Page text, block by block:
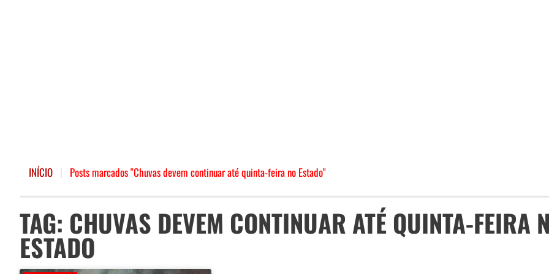
INÍCIO Posts marcados "Chuvas devem continuar até quinta-feira no Estado"
TAG: CHUVAS DEVEM CONTINUAR ATÉ QUINTA-FEIRA
ESTADO